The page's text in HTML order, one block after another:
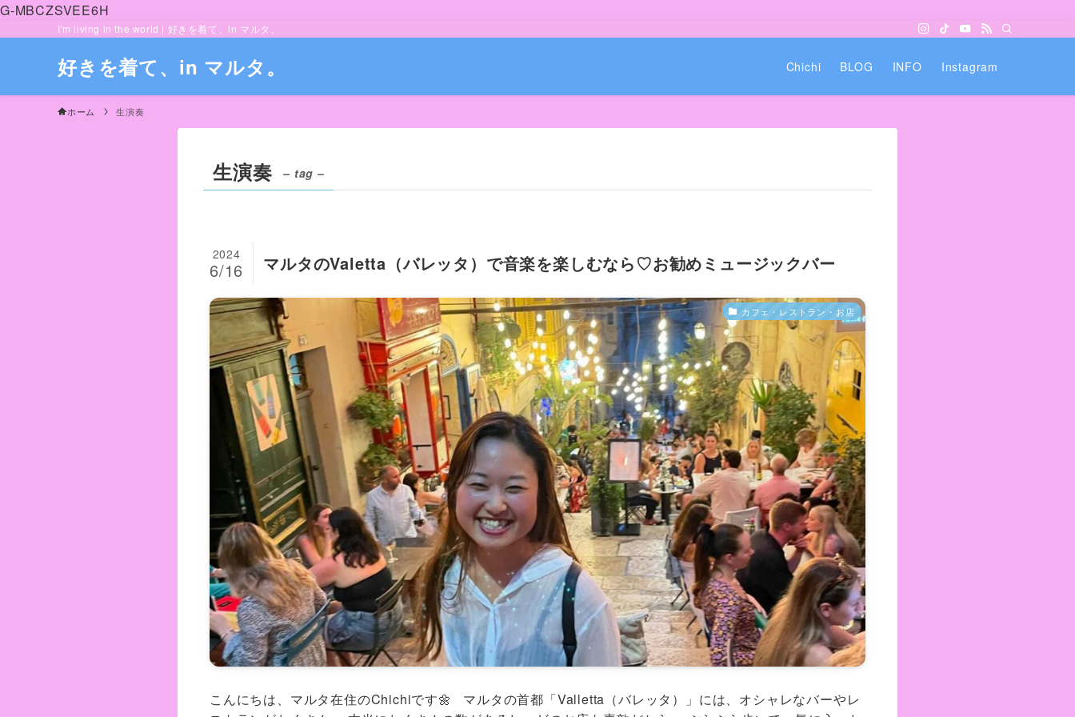
G-MBCZSVEE6H
I'm living in the world | 好きを着て、in マルタ。
好きを着て、in マルタ。 Chichi BLOG INFO Instagram
ホーム 生演奏
生演奏 – tag –
マルタのValetta（バレッタ）で音楽を楽しむなら♡お勧めミュージックバー
2024
6/16
カフェ・レストラン・お店
こんにちは、マルタ在住のChichiです🌼 マルタの首都「Valletta（バレッタ）」には、オシャレなバーやレ